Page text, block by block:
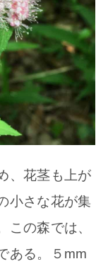
、花茎も上が
小さな花が集
この森では、
ある。５mm